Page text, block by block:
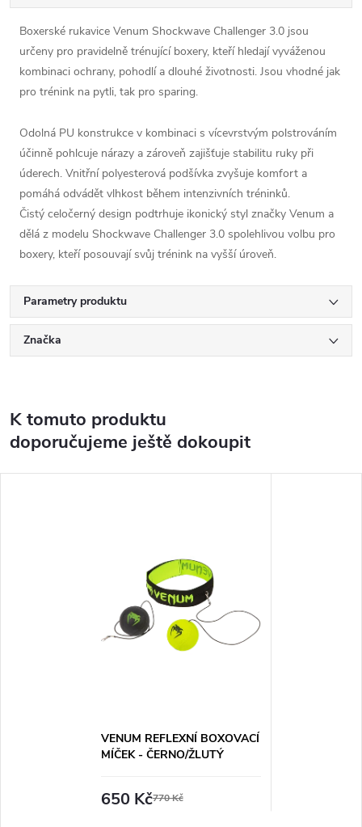
Boxerské rukavice Venum Shockwave Challenger 3.0 jsou
určeny pro pravidelně trénující boxery, kteří hledají vyváženou
kombinaci ochrany, pohodlí a dlouhé životnosti. Jsou vhodné jak
pro trénink na pytli, tak pro sparing.
Odolná PU konstrukce v kombinaci s vícevrstvým polstrováním
účinně pohlcuje nárazy a zároveň zajišťuje stabilitu ruky při
úderech. Vnitřní polyesterová podšívka zvyšuje komfort a
pomáhá odvádět vlhkost během intenzivních tréninků.
Čistý celočerný design podtrhuje ikonický styl značky Venum a
dělá z modelu Shockwave Challenger 3.0 spolehlivou volbu pro
boxery, kteří posouvají svůj trénink na vyšší úroveň.
Parametry produktu
Značka
K tomuto produktu
doporučujeme ještě dokoupit
VENUM REFLEXNÍ BOXOVACÍ
MÍČEK - ČERNO/ŽLUTÝ
650 Kč770 Kč